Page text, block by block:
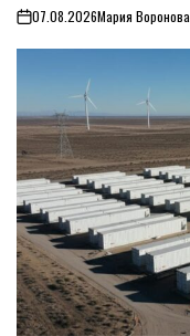
on07.08.2026Мария Воронова